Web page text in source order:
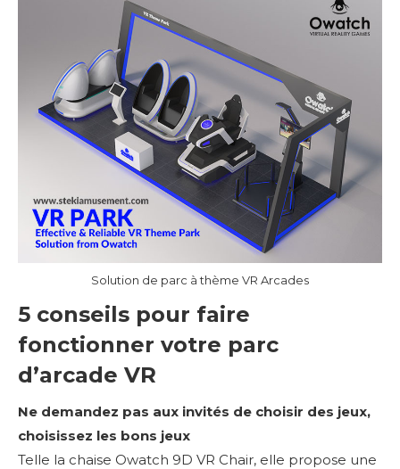
Solution de parc à thème VR Arcades
5 conseils pour faire
fonctionner votre parc
d’arcade VR
Ne demandez pas aux invités de choisir des jeux,
choisissez les bons jeux
Telle la chaise Owatch 9D VR Chair, elle propose une